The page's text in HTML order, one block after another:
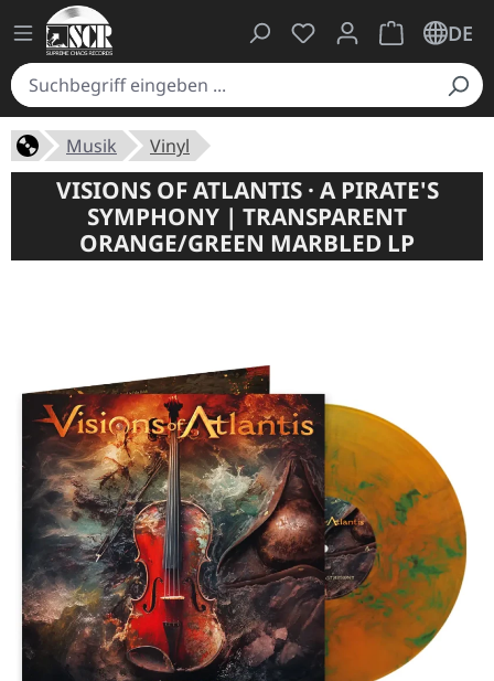
Du hast 0 Produkte
Warenkorb
DE
Musik Vinyl
VISIONS OF ATLANTIS · A PIRATE'S
SYMPHONY | TRANSPARENT
ORANGE/GREEN MARBLED LP